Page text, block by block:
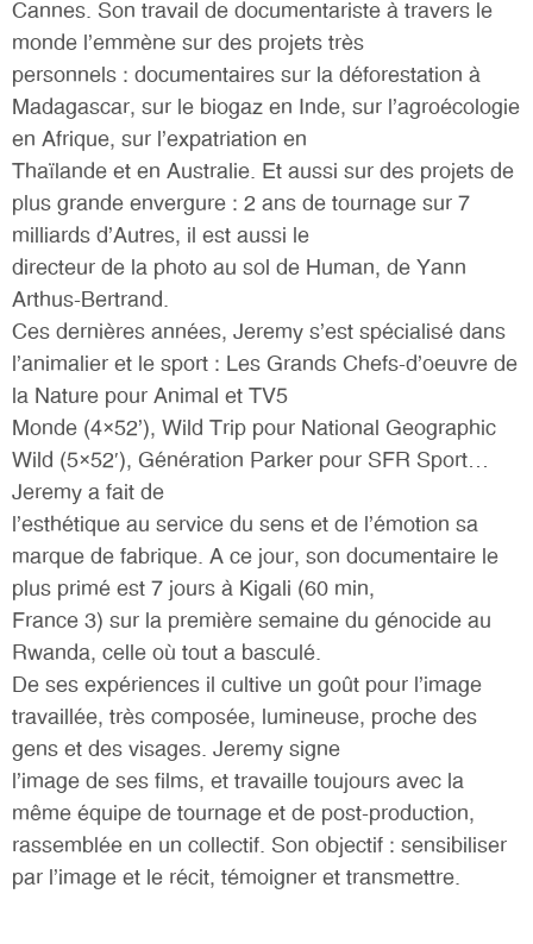
Cannes. Son travail de documentariste à travers le
monde l’emmène sur des projets très
personnels : documentaires sur la déforestation à
Madagascar, sur le biogaz en Inde, sur l’agroécologie
en Afrique, sur l’expatriation en
Thaïlande et en Australie. Et aussi sur des projets de
plus grande envergure : 2 ans de tournage sur 7
milliards d’Autres, il est aussi le
directeur de la photo au sol de Human, de Yann
Arthus-Bertrand.
Ces dernières années, Jeremy s’est spécialisé dans
l’animalier et le sport : Les Grands Chefs-d’oeuvre de
la Nature pour Animal et TV5
Monde (4×52’), Wild Trip pour National Geographic
Wild (5×52′), Génération Parker pour SFR Sport…
Jeremy a fait de
l’esthétique au service du sens et de l’émotion sa
marque de fabrique. A ce jour, son documentaire le
plus primé est 7 jours à Kigali (60 min,
France 3) sur la première semaine du génocide au
Rwanda, celle où tout a basculé.
De ses expériences il cultive un goût pour l’image
travaillée, très composée, lumineuse, proche des
gens et des visages. Jeremy signe
l’image de ses films, et travaille toujours avec la
même équipe de tournage et de post-production,
rassemblée en un collectif. Son objectif : sensibiliser
par l’image et le récit, témoigner et transmettre.